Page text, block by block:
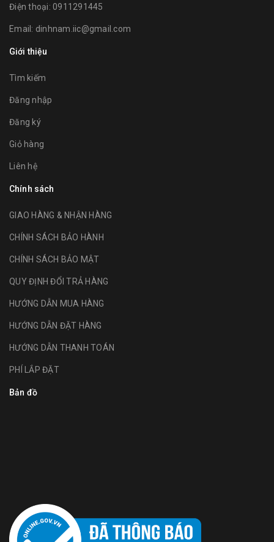
Điện thoại: 0911291445
Email: dinhnam.iic@gmail.com
Giới thiệu
Tìm kiếm
Đăng nhập
Đăng ký
Giỏ hàng
Liên hệ
Chính sách
GIAO HÀNG & NHẬN HÀNG
CHÍNH SÁCH BẢO HÀNH
CHÍNH SÁCH BẢO MẬT
QUY ĐỊNH ĐỔI TRẢ HÀNG
HƯỚNG DẪN MUA HÀNG
HƯỚNG DẪN ĐẶT HÀNG
HƯỚNG DẪN THANH TOÁN
PHÍ LẮP ĐẶT
Bản đồ